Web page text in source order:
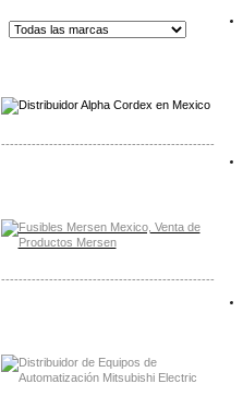
-------------------------------------------------
-------------------------------------------------